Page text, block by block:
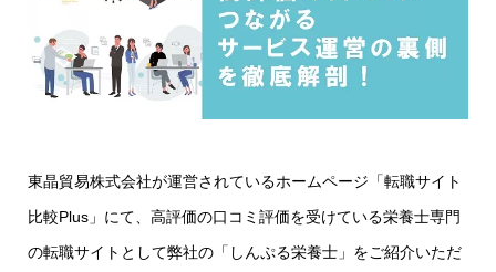
東晶貿易株式会社が運営されているホームページ「転職サイト
比較Plus」にて、高評価の口コミ評価を受けている栄養士専門
の転職サイトとして弊社の「しんぷる栄養士」をご紹介いただ